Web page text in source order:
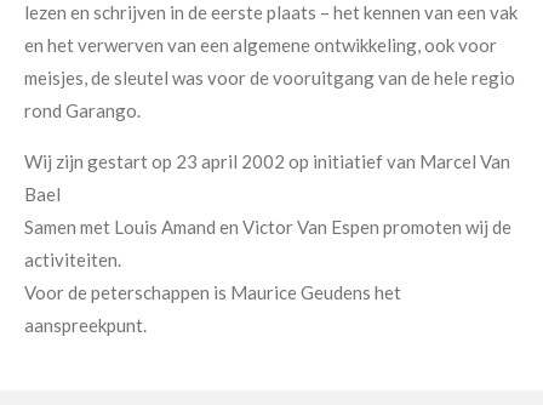
lezen en schrijven in de eerste plaats – het kennen van een vak
en het verwerven van een algemene ontwikkeling, ook voor
meisjes, de sleutel was voor de vooruitgang van de hele regio
rond Garango.
Wij zijn gestart op 23 april 2002 op initiatief van Marcel Van
Bael
Samen met Louis Amand en Victor Van Espen promoten wij de
activiteiten.
Voor de peterschappen is Maurice Geudens het
aanspreekpunt.